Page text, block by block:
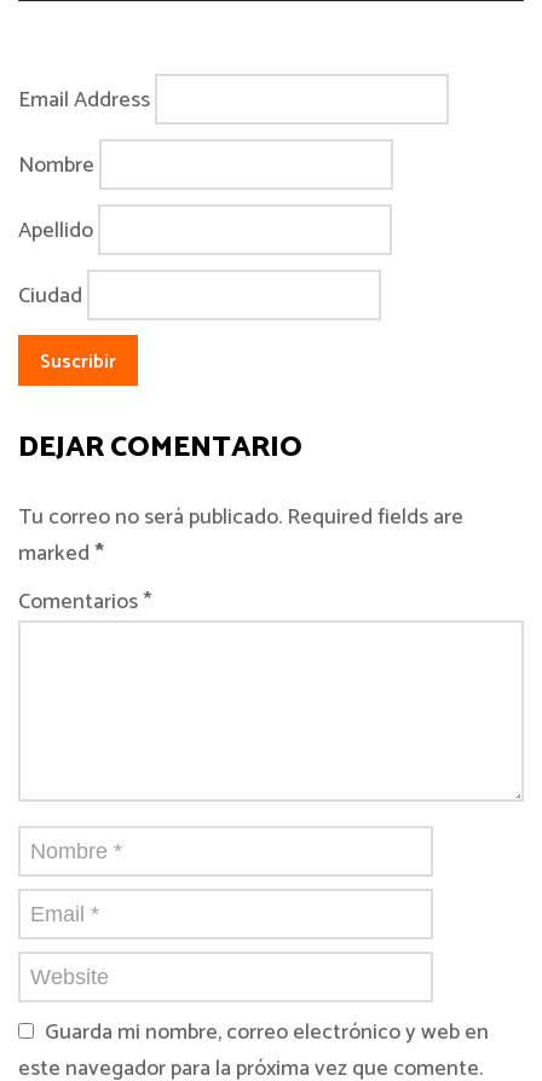
Email Address
Nombre
Apellido
Ciudad
DEJAR COMENTARIO
Tu correo no será publicado. Required fields are
marked*
Comentarios *
Guarda mi nombre, correo electrónico y web en
este navegador para la próxima vez que comente.